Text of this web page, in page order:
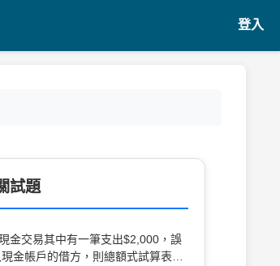
登入
試題
金交易其中有一筆支出$2,000，誤
金帳戶的借方，則總額式試算表